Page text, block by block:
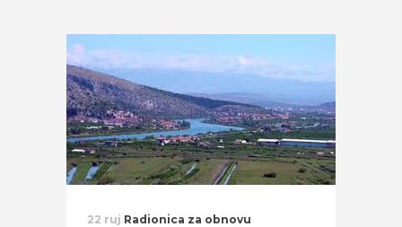
22 ruj Radionica za obnovu